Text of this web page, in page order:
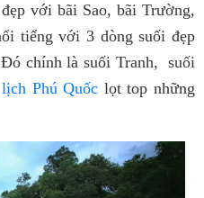
với bãi Sao, bãi Trường,
tiếng với 3 dòng suối đẹp
chính là suối Tranh, suối
Phú Quốc lọt top những